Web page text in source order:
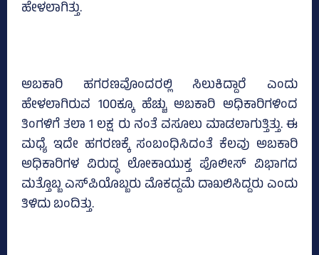
ಹೇಳಲಾಗಿತ್ತು.
ಅಬಕಾರಿ ಹಗರಣವೊಂದರಲ್ಲಿ ಸಿಲುಕಿದ್ದಾರೆ ಎಂದು
ಹೇಳಲಾಗಿರುವ 100ಕ್ಕೂ ಹೆಚ್ಚು ಅಬಕಾರಿ ಅಧಿಕಾರಿಗಳಿಂದ
ತಿಂಗಳಿಗೆ ತಲಾ 1 ಲಕ್ಷ ರು ನಂತೆ ವಸೂಲು ಮಾಡಲಾಗುತ್ತಿತ್ತು. ಈ
ಮಧ್ಯೆ ಇದೇ ಹಗರಣಕ್ಕೆ ಸಂಬಂಧಿಸಿದಂತೆ ಕೆಲವು ಅಬಕಾರಿ
ಅಧಿಕಾರಿಗಳ ವಿರುದ್ಧ ಲೋಕಾಯುಕ್ತ ಪೊಲೀಸ್‌ ವಿಭಾಗದ
ಮತ್ತೊಬ್ಬ ಎಸ್‌ಪಿಯೊಬ್ಬರು ಮೊಕದ್ದಮೆ ದಾಖಲಿಸಿದ್ದರು ಎಂದು
ತಿಳಿದು ಬಂದಿತ್ತು.